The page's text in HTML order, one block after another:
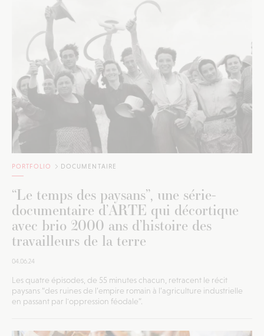
PORTFOLIO DOCUMENTAIRE
“Le temps des paysans”, une série-
documentaire d’ARTE qui décortique
avec brio 2000 ans d’histoire des
travailleurs de la terre
04.06.24
Les quatre épisodes, de 55 minutes chacun, retracent le récit
paysans “des ruines de l’empire romain à l’agriculture industrielle
en passant par l'oppression féodale”.